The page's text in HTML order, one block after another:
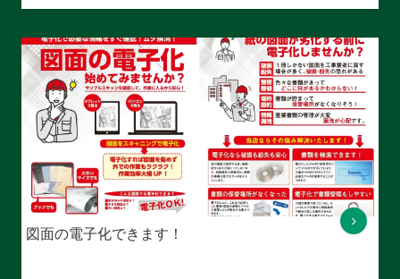
図面の電子化できます！